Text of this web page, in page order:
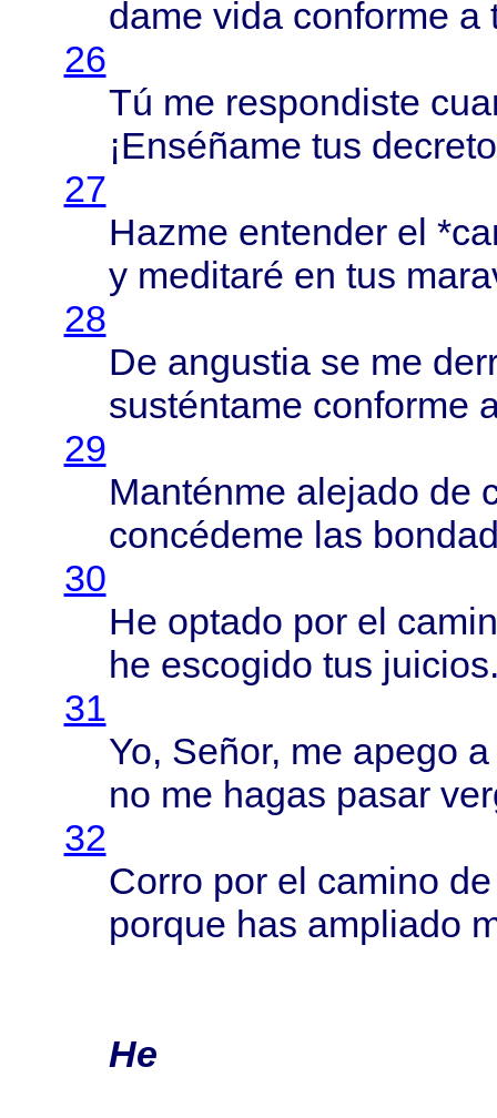
dame vida conforme a
26
Tú me respondiste
¡Enséñame tus
27
Hazme entenderel *
y meditaré en tus
28
De angustiase me
susténtame conforme
29
Manténme alejado de
concédeme las
30
He optado por el
he escogido tus juicios
31
Yo, Señor, me apego
no me hagas pasar
32
Corro por el camino
porque has ampliado
He